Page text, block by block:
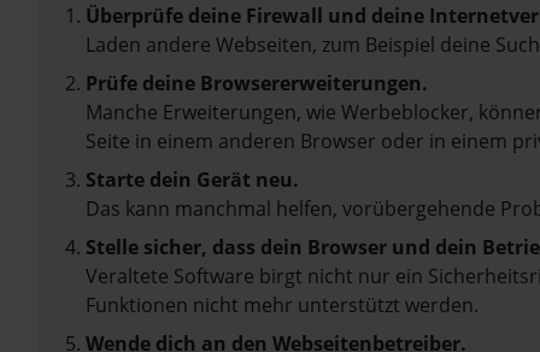
Überprüfe deine Firewall und deine
Laden andere Webseiten, zum Beispiel deine
Prüfe deine Browsererweiterungen.
Manche Erweiterungen, wie Werbeblocker,
Seite in einem anderen Browser oder in einem
Starte dein Gerät neu.
Das kann manchmal helfen, vorübergehende
Stelle sicher, dass dein Browser und dein
Veraltete Software birgt nicht nur ein
Funktionen nicht mehr unterstützt werden.
Wende dich an den Webseitenbetreiber.